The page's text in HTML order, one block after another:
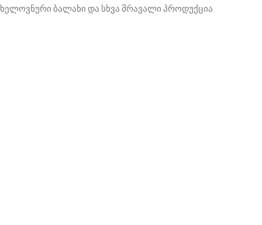
ხელოვნური ბალახი და სხვა მრავალი პროდუქცია